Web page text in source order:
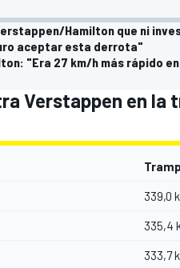
Hamilton que ni
aceptar esta derrota"
"Era 27 km/h más rápido
Verstappen en la
339,0
335,4
333,7